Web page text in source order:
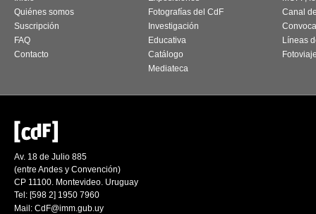
Quiénes somos
Suscripción
FAQ
Contacto
Fotografías del CdF
Investigación
Educativa
Catálogo
Mediateca
Canal
Líneas
Av. 18 de Julio 885
(entre Andes y Convención)
CP 11100. Montevideo. Uruguay
Tel: [598 2] 1950 7960
Mail: CdF@imm.gub.uy